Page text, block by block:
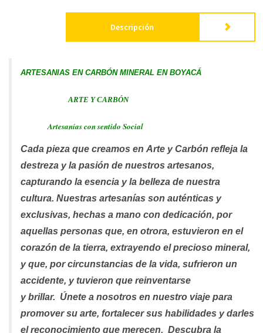
Descripción
ARTESANIAS EN CARBÓN MINERAL EN BOYACÁ
ARTE Y CARBÓN
Artesanías con sentido Social
Cada pieza que creamos en Arte y Carbón refleja la
destreza y la pasión de nuestros artesanos,
capturando la esencia y la belleza de nuestra
cultura. Nuestras artesanías son auténticas y
exclusivas, hechas a mano con dedicación, por
aquellas personas que, en otrora, estuvieron en el
corazón de la tierra, extrayendo el precioso mineral,
y que, por circunstancias de la vida, sufrieron un
accidente, y tuvieron que reinventarse
y brillar. Únete a nosotros en nuestro viaje para
promover su arte, fortalecer sus habilidades y darles
el reconocimiento que merecen. Descubra la